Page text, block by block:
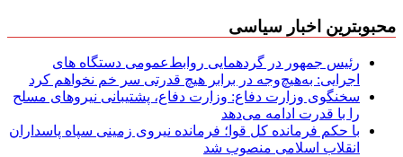
محبوبترین اخبار سیاسی
رئیس جمهور در گردهمایی روابط‌عمومی دستگاه های
اجرایی: به‌هیچ‌وجه در برابر هیچ قدرتی سر خم نخواهم کرد
سخنگوی وزارت دفاع: وزارت دفاع، پشتیبانی نیرو‌های مسلح
را با قدرت ادامه می‌دهد
با حکم فرمانده کل قوا؛ فرمانده نیروی زمینی سپاه پاسداران
انقلاب اسلامی منصوب شد